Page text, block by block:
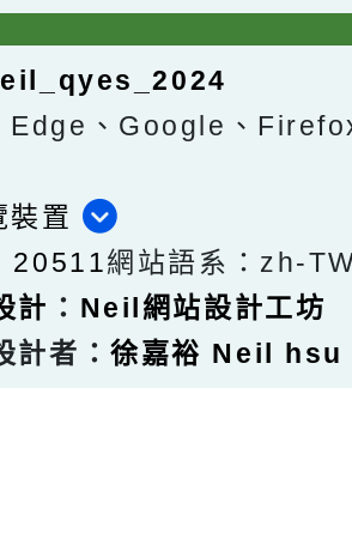
Edge、Google、
裝置
20511網站語系：zh-
計 ： Neil網站設計工坊
計者：徐嘉裕 Neil hsu